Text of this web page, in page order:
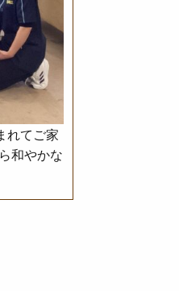
れてご家
和やかな